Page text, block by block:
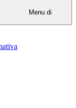
Menu di